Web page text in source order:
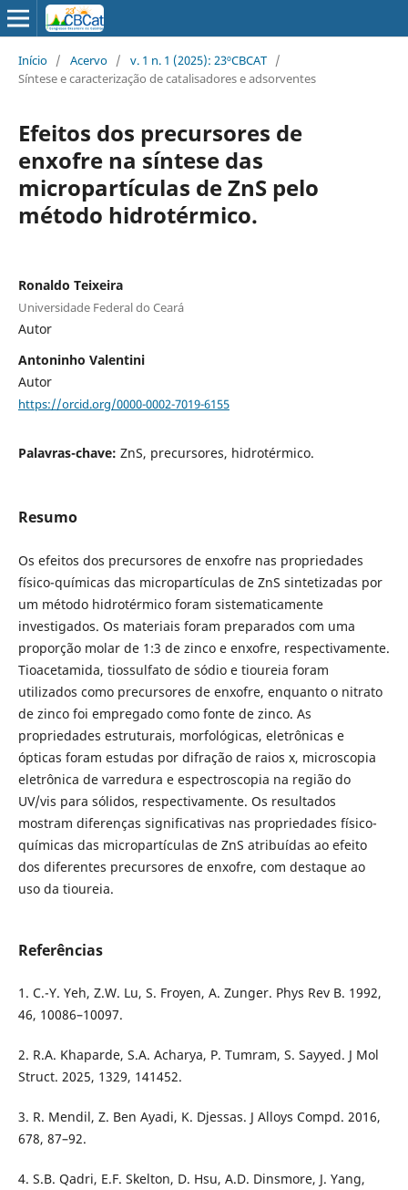
Início / Acervo / v. 1 n. 1 (2025): 23ºCBCAT /
Síntese e caracterização de catalisadores e adsorventes
Efeitos dos precursores de
enxofre na síntese das
micropartículas de ZnS pelo
método hidrotérmico.
Ronaldo Teixeira
Universidade Federal do Ceará
Autor
Antoninho Valentini
Autor
https://orcid.org/0000-0002-7019-6155
Palavras-chave: ZnS, precursores, hidrotérmico.
Resumo
Os efeitos dos precursores de enxofre nas propriedades
físico-químicas das micropartículas de ZnS sintetizadas por
um método hidrotérmico foram sistematicamente
investigados. Os materiais foram preparados com uma
proporção molar de 1:3 de zinco e enxofre, respectivamente.
Tioacetamida, tiossulfato de sódio e tioureia foram
utilizados como precursores de enxofre, enquanto o nitrato
de zinco foi empregado como fonte de zinco. As
propriedades estruturais, morfológicas, eletrônicas e
ópticas foram estudas por difração de raios x, microscopia
eletrônica de varredura e espectroscopia na região do
UV/vis para sólidos, respectivamente. Os resultados
mostram diferenças significativas nas propriedades físico-
químicas das micropartículas de ZnS atribuídas ao efeito
dos diferentes precursores de enxofre, com destaque ao
uso da tioureia.
Referências
1. C.-Y. Yeh, Z.W. Lu, S. Froyen, A. Zunger. Phys Rev B. 1992,
46, 10086–10097.
2. R.A. Khaparde, S.A. Acharya, P. Tumram, S. Sayyed. J Mol
Struct. 2025, 1329, 141452.
3. R. Mendil, Z. Ben Ayadi, K. Djessas. J Alloys Compd. 2016,
678, 87–92.
4. S.B. Qadri, E.F. Skelton, D. Hsu, A.D. Dinsmore, J. Yang,